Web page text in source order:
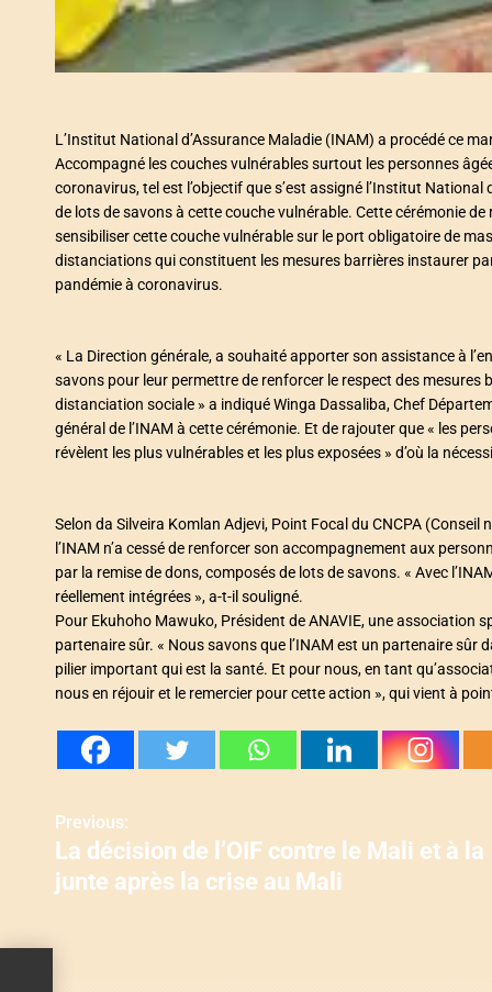
L’Institut National d’Assurance Maladie (INAM) a procédé ce
Accompagné les couches vulnérables surtout les personnes
coronavirus, tel est l’objectif que s’est assigné l’Institut
de lots de savons à cette couche vulnérable. Cette cérémonie
sensibiliser cette couche vulnérable sur le port obligatoire de
distanciations qui constituent les mesures barrières instaurer
pandémie à coronavirus.
« La Direction générale, a souhaité apporter son assistance à
savons pour leur permettre de renforcer le respect des mesures
distanciation sociale » a indiqué Winga Dassaliba, Chef
général de l’INAM à cette cérémonie. Et de rajouter que « les
révèlent les plus vulnérables et les plus exposées » d’où la
Selon da Silveira Komlan Adjevi, Point Focal du CNCPA
l’INAM n’a cessé de renforcer son accompagnement aux
par la remise de dons, composés de lots de savons. « Avec
réellement intégrées », a-t-il souligné.
Pour Ekuhoho Mawuko, Président de ANAVIE, une association
partenaire sûr. « Nous savons que l’INAM est un partenaire sûr
pilier important qui est la santé. Et pour nous, en tant
nous en réjouir et le remercier pour cette action », qui vient à
N
a
v
Previous:
La décision de l’OIF contre le Mali et à la
junte après la crise au Mali